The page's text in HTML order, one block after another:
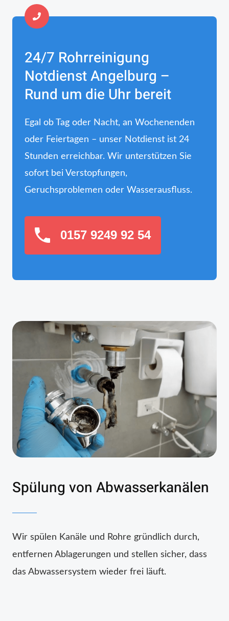
24/7 Rohrreinigung
Notdienst Angelburg –
Rund um die Uhr bereit
Egal ob Tag oder Nacht, an Wochenenden
oder Feiertagen – unser Notdienst ist 24
Stunden erreichbar. Wir unterstützen Sie
sofort bei Verstopfungen,
Geruchsproblemen oder Wasserausfluss.
0157 9249 92 54
Spülung von Abwasserkanälen
Wir spülen Kanäle und Rohre gründlich durch,
entfernen Ablagerungen und stellen sicher, dass
das Abwassersystem wieder frei läuft.